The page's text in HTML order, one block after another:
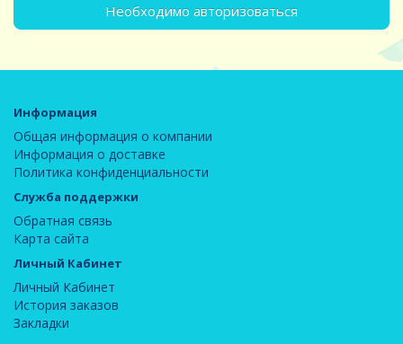
Необходимо авторизоваться
Информация
Общая информация о компании
Информация о доставке
Политика конфиденциальности
Служба поддержки
Обратная связь
Карта сайта
Личный Кабинет
Личный Кабинет
История заказов
Закладки